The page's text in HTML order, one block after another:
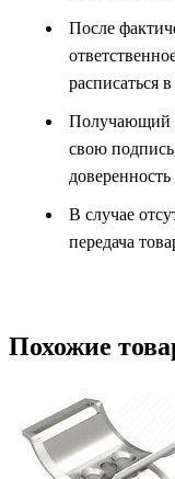
После
расписаться
Получающий
свою
В случае
передача
Похожие